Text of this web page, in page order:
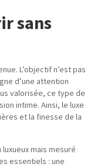
sans
L’objectif n’est pas
d’une attention
valorisée, ce type de
intime. Ainsi, le luxe
et la finesse de la
mais mesuré
essentiels : une